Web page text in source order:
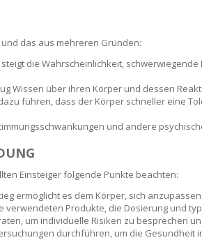
&
das aus mehreren Gründen:
die Wahrscheinlichkeit,
Wissen über ihren Körper und dessen
führen, dass der Körper schneller eine
und andere
Einsteiger folgende Punkte beachten:
ermöglicht es dem Körper, sich
verwendeten Produkte, die Dosierung und
um individuelle Risiken zu besprechen
durchführen, um die Gesundheit